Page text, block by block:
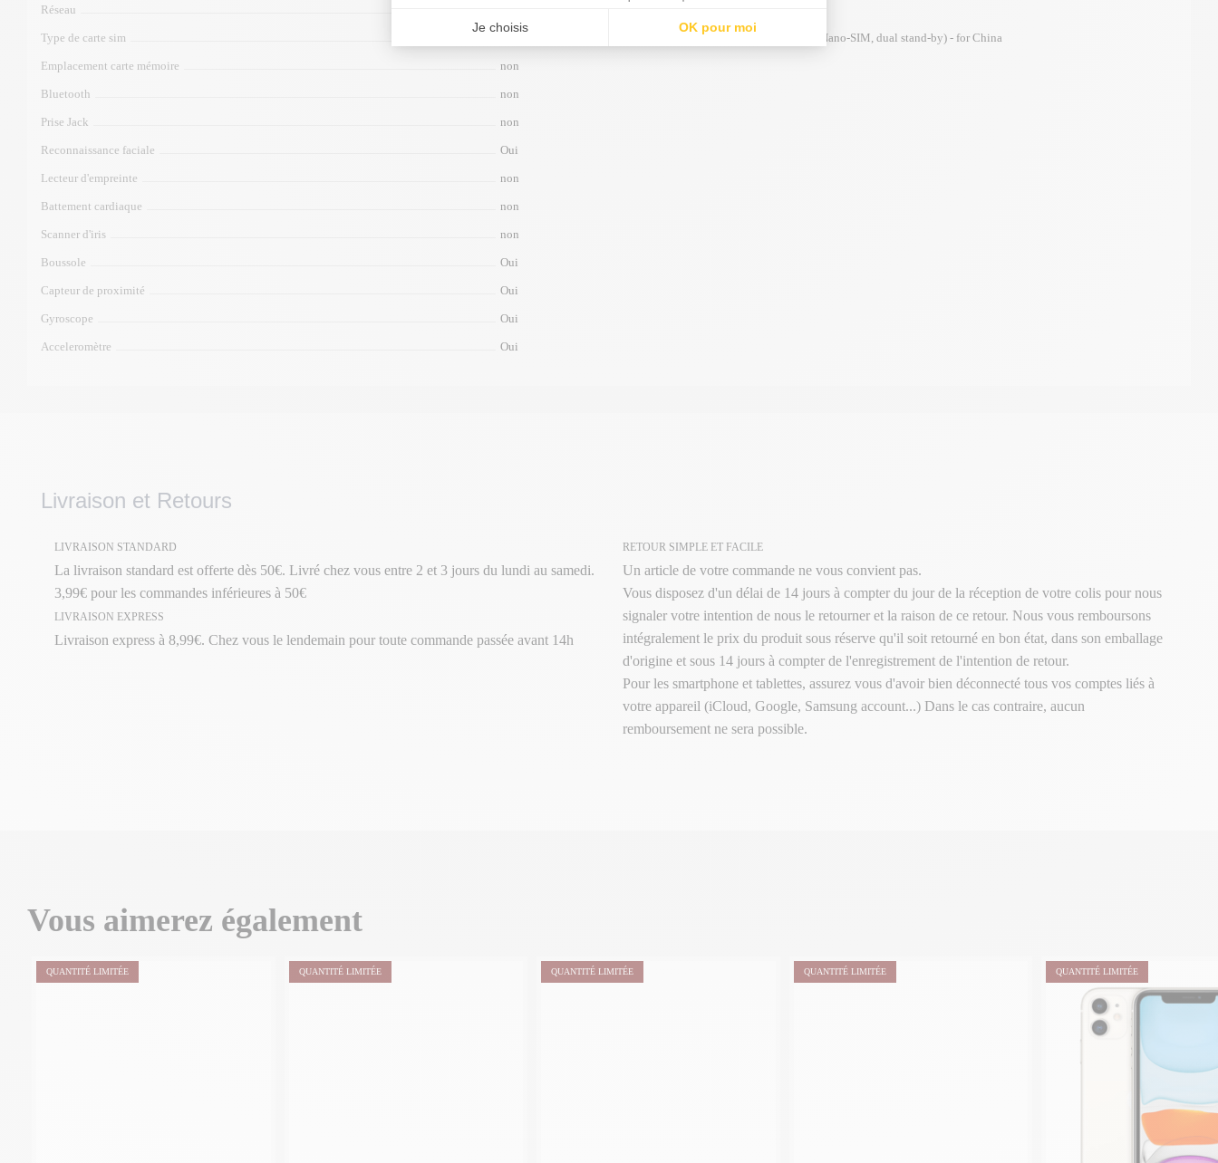
Réseau
Type de carte sim Single SIM (Nano-SIM and/or Electronic SIM card) or Dual SIM (Nano-SIM, dual stand-by) - for China
Emplacement carte mémoire non
Bluetooth non
Prise Jack non
Reconnaissance faciale Oui
Lecteur d'empreinte non
Battement cardiaque non
Scanner d'iris non
Boussole Oui
Capteur de proximité Oui
Gyroscope Oui
Acceleromètre Oui
Livraison et Retours
LIVRAISON STANDARD
La livraison standard est offerte dès 50€. Livré chez vous entre 2 et 3 jours du lundi au samedi.
3,99€ pour les commandes inférieures à 50€
LIVRAISON EXPRESS
Livraison express à 8,99€. Chez vous le lendemain pour toute commande passée avant 14h
RETOUR SIMPLE ET FACILE
Un article de votre commande ne vous convient pas.
Vous disposez d'un délai de 14 jours à compter du jour de la réception de votre colis pour nous
signaler votre intention de nous le retourner et la raison de ce retour. Nous vous remboursons
intégralement le prix du produit sous réserve qu'il soit retourné en bon état, dans son emballage
d'origine et sous 14 jours à compter de l'enregistrement de l'intention de retour.
Pour les smartphone et tablettes, assurez vous d'avoir bien déconnecté tous vos comptes liés à
votre appareil (iCloud, Google, Samsung account...) Dans le cas contraire, aucun
remboursement ne sera possible.
Vous aimerez également
QUANTITÉ LIMITÉE QUANTITÉ LIMITÉE QUANTITÉ LIMITÉE QUANTITÉ LIMITÉE QUANTITÉ LIMITÉE